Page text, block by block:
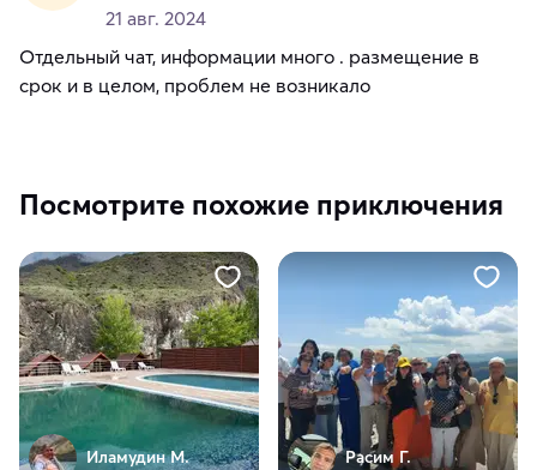
21 авг. 2024
Отдельный чат, информации много . размещение в
срок и в целом, проблем не возникало
Посмотрите похожие приключения
Иламудин М. Расим Г.